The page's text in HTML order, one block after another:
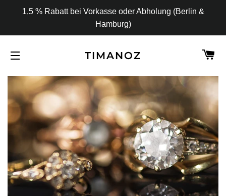
1,5 % Rabatt bei Vorkasse oder Abholung (Berlin &
Hamburg)
TIMANOZ